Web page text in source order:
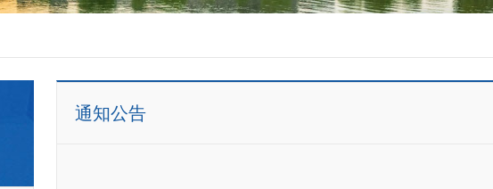
通知公告